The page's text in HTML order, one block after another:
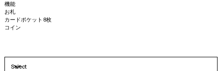
機能
お札
カードポケット 8枚
コイン